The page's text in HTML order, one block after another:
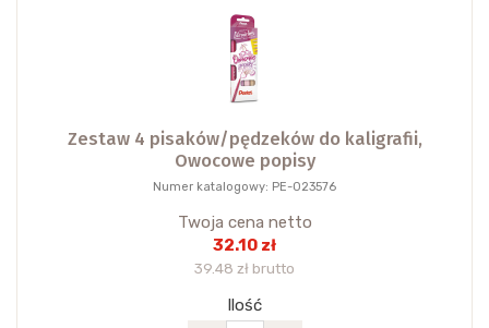
Zestaw 4 pisaków/pędzeków do kaligrafii,
Owocowe popisy
Numer katalogowy: PE-023576
Twoja cena netto
32.10 zł
39.48 zł brutto
Ilość